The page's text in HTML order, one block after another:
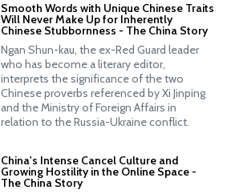
Smooth Words with Unique Chinese Traits
Will Never Make Up for Inherently
Chinese Stubbornness - The China Story
Ngan Shun-kau, the ex-Red Guard leader
who has become a literary editor,
interprets the significance of the two
Chinese proverbs referenced by Xi Jinping
and the Ministry of Foreign Affairs in
relation to the Russia-Ukraine conflict.
China's Intense Cancel Culture and
Growing Hostility in the Online Space -
The China Story